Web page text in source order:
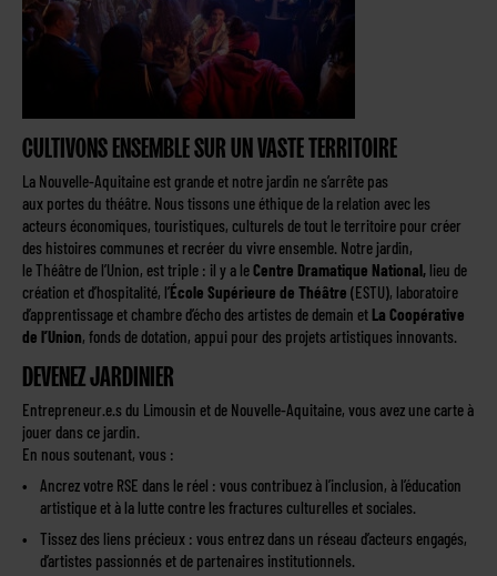
CULTIVONS ENSEMBLE SUR UN VASTE TERRITOIRE
La Nouvelle-Aquitaine est grande et notre jardin ne s’arrête pas
aux portes du théâtre. Nous tissons une éthique de la relation avec les
acteurs économiques, touristiques, culturels de tout le territoire pour créer
des histoires communes et recréer du vivre ensemble. Notre jardin,
le Théâtre de l’Union, est triple : il y a leCentre Dramatique National, lieu de
création et d’hospitalité, l’École Supérieure de Théâtre (ESTU), laboratoire
d’apprentissage et chambre d’écho des artistes de demain et La Coopérative
de l’Union, fonds de dotation, appui pour des projets artistiques innovants.
DEVENEZ JARDINIER
Entrepreneur.e.s du Limousin et de Nouvelle-Aquitaine, vous avez une carte à
jouer dans ce jardin.
En nous soutenant, vous :
Ancrez votre RSE dans le réel : vous contribuez à l’inclusion, à l’éducation
artistique et à la lutte contre les fractures culturelles et sociales.
Tissez des liens précieux : vous entrez dans un réseau d’acteurs engagés,
d’artistes passionnés et de partenaires institutionnels.